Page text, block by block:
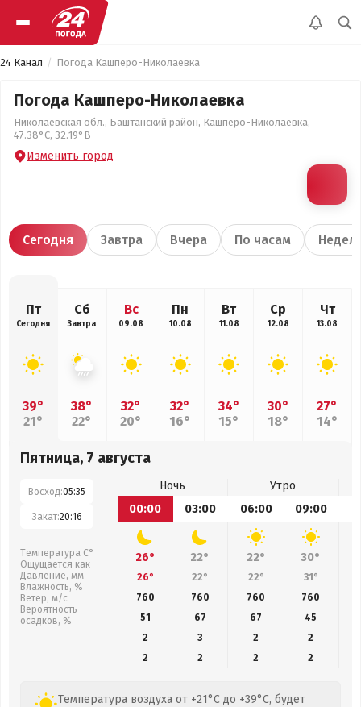
24 Канал Погода Кашперо-Николаевка
Погода Кашперо-Николаевка
Николаевская обл., Баштанский район, Кашперо-Николаевка,
47.38°С, 32.19°В
Изменить город
Сегодня Завтра Вчера По часам
Пт
Сегодня
39°
21°
Сб
Завтра
38°
22°
Вс
09.08
32°
20°
Пн
10.08
32°
16°
Вт
11.08
34°
15°
Ср
12.08
30°
18°
Чт
13.08
27°
14°
Пятница, 7 августа
Восход:05:35
Закат:20:16
Температура С°
Ощущается как
Давление, мм
Влажность, %
Ветер, м/с
Вероятность
осадков, %
Ночь
Утро
00:00
03:00 06:00 09:00
26° 22° 22° 30°
26° 22° 22° 31°
760
760 760 760
51
67 67 45
2
3 2
2
2
2 2 2
Температура воздуха от +21°C до +39°C, будет